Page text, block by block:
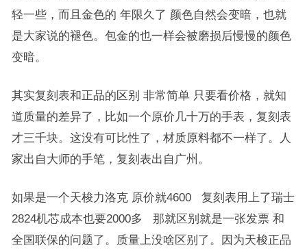
轻一些，而且金色的 年限久了 颜色自然会变暗，也就
是大家说的褪色。包金的也一样会被磨损后慢慢的颜色
变暗。
其实复刻表和正品的区别 非常简单 只要看价格，就知
道质量的差异了，比如一个原价几十万的手表，复刻表
才三千块。这没有可比性了，材质原料都不一样了。人
家出自大师的手笔，复刻表出自广州。
如果是一个天梭力洛克 原价就4600 复刻表用上了瑞士
2824机芯成本也要2000多 那就区别就是一张发票 和
全国联保的问题了。质量上没啥区别了。因为天梭正品